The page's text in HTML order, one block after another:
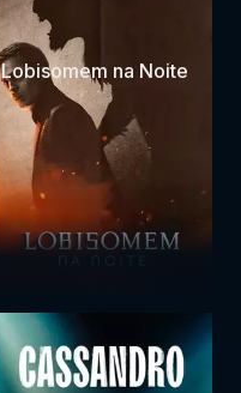
Lobisomem na Noite